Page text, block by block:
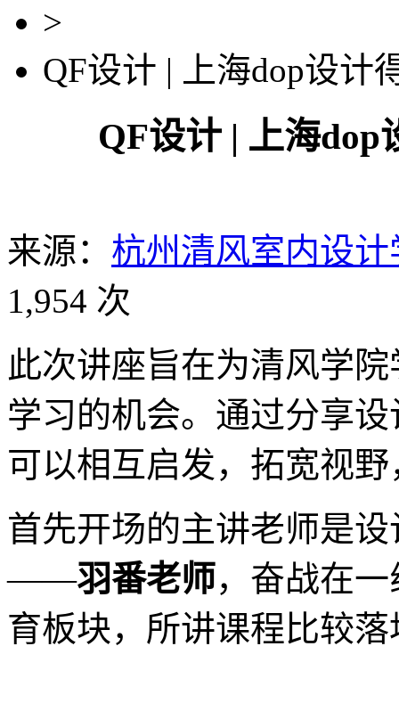
>
QF设计 | 上海dop设计
QF设计 | 上海dop
来源： 杭州清风室内设计
1,954 次
此次讲座旨在为清风学
学习的机会。通过分享
可以相互启发，拓宽视
首先开场的主讲老师是
——羽番老师，奋战在
育板块，所讲课程比较